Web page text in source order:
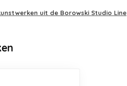
uit de Borowski Studio Line